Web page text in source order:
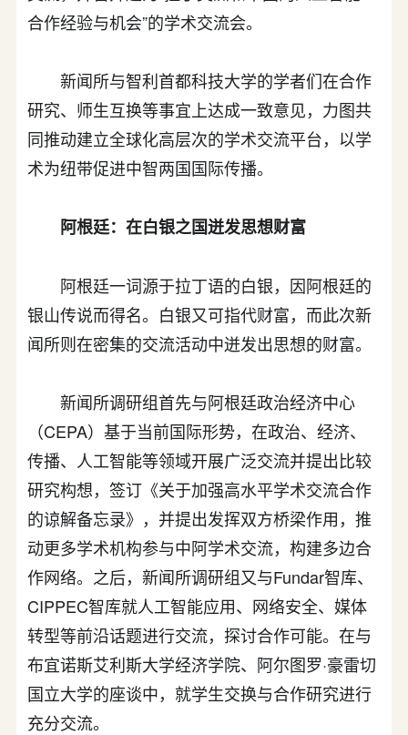
合作经验与机会”的学术交流会。
新闻所与智利首都科技大学的学者们在合作
研究、师生互换等事宜上达成一致意见，力图共
同推动建立全球化高层次的学术交流平台，以学
术为纽带促进中智两国国际传播。
阿根廷：在白银之国迸发思想财富
阿根廷一词源于拉丁语的白银，因阿根廷的
银山传说而得名。白银又可指代财富，而此次新
闻所则在密集的交流活动中迸发出思想的财富。
新闻所调研组首先与阿根廷政治经济中心
（CEPA）基于当前国际形势，在政治、经济、
传播、人工智能等领域开展广泛交流并提出比较
研究构想，签订《关于加强高水平学术交流合作
的谅解备忘录》，并提出发挥双方桥梁作用，推
动更多学术机构参与中阿学术交流，构建多边合
作网络。之后，新闻所调研组又与Fundar智库、
CIPPEC智库就人工智能应用、网络安全、媒体
转型等前沿话题进行交流，探讨合作可能。在与
布宜诺斯艾利斯大学经济学院、阿尔图罗·豪雷切
国立大学的座谈中，就学生交换与合作研究进行
充分交流。